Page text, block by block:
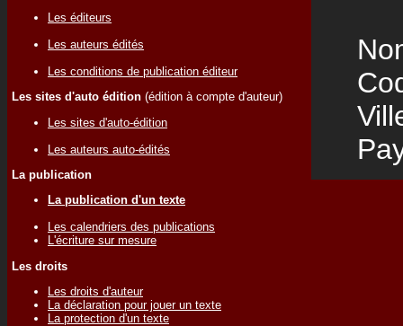
Les éditeurs
Les auteurs édités
Les conditions de publication éditeur
Les sites d'auto édition (édition à compte d'auteur)
Les sites d'auto-édition
Les auteurs auto-édités
La publication
La publication d'un texte
Les calendriers des publications
L'écriture sur mesure
Les droits
Les droits d'auteur
La déclaration pour jouer un texte
La protection d'un texte